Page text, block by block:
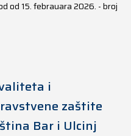
od 15. febrauara 2026. - broj
i
zaštite
Bar i Ulcinj